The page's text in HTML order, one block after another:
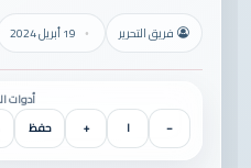
فريق التحرير 19 أبريل 2024
أدوات
−
١ + حفظ